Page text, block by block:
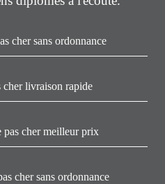
cher sans ordonnance
livraison rapide
pas cher meilleur prix
cher sans ordonnance